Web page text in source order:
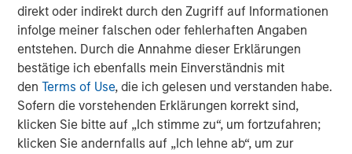
direkt oder indirekt durch den Zugriff auf Informationen
infolge meiner falschen oder fehlerhaften Angaben
entstehen. Durch die Annahme dieser Erklärungen
bestätige ich ebenfalls mein Einverständnis mit
denTerms of Use, die ich gelesen und verstanden habe.
Sofern die vorstehenden Erklärungen korrekt sind,
klicken Sie bitte auf „Ich stimme zu“, um fortzufahren;
klicken Sie andernfalls auf „Ich lehne ab“, um zur
Editorial Notes
Zenith is the leading independent fleet management and
outsourcing provider to the UK corporate vehicle market.
The company was awarded the Fleet News ‘Leasing
Company of the Year’ Award for the past two years, and
is the only fleet management company to win and retain
this prestigious award. Zenith was recently ranked 12th in